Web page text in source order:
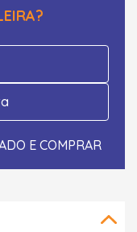
E COMPRAR